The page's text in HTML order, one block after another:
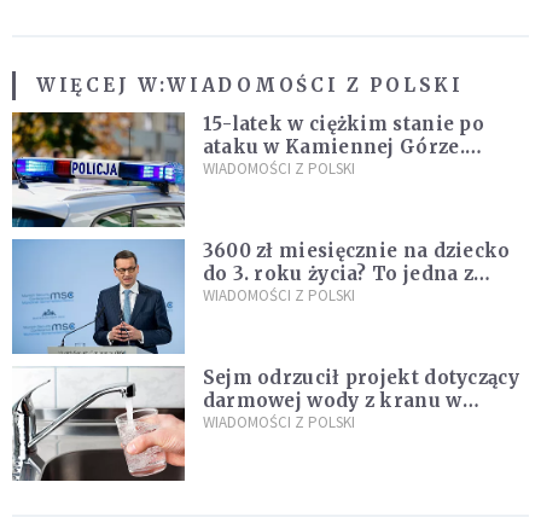
WIĘCEJ W:WIADOMOŚCI Z POLSKI
15-latek w ciężkim stanie po
ataku w Kamiennej Górze.
Policja zatrzymała dwóch
WIADOMOŚCI Z POLSKI
3600 zł miesięcznie na dziecko
do 3. roku życia? To jedna z
propozycji programu "Rozwój
WIADOMOŚCI Z POLSKI
Sejm odrzucił projekt dotyczący
darmowej wody z kranu w
restauracjach
WIADOMOŚCI Z POLSKI